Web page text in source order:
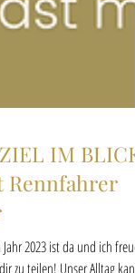
IM BLICK